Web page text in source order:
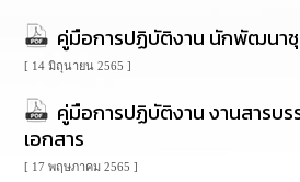
นโยบาย
No
Gift
การ
ดำเนิน
คู่มือการปฏิบัติงาน นักพัฒนา
[ 14 มิถุนายน 2565 ]
คู่มือการปฏิบัติงาน งานสารบ
เอกสาร
[ 17 พฤษภาคม 2565 ]